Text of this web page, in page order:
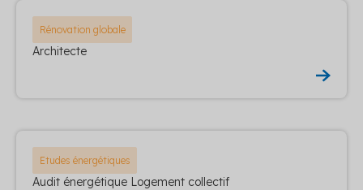
Rénovation globale
Architecte
Etudes énergétiques
Audit énergétique Logement collectif